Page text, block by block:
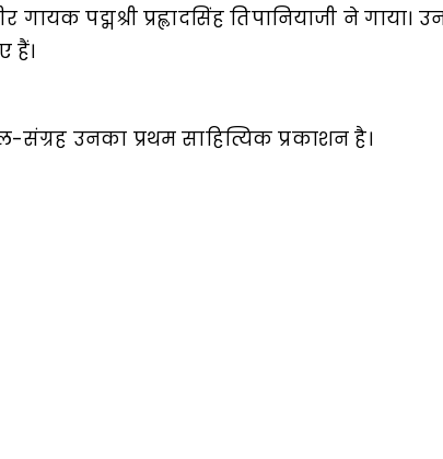
गायक पद्मश्री प्रह्लादसिंह तिपानियाजी ने
हैं।
संग्रह उनका प्रथम साहित्यिक प्रकाशन है।